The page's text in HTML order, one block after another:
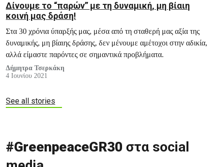
Δίνουμε το “παρών” με τη δυναμική, μη βίαιη
κοινή μας δράση!
Στα 30 χρόνια ύπαρξής μας, μέσα από τη σταθερή μας αξία της
δυναμικής, μη βίαιης δράσης, δεν μένουμε αμέτοχοι στην αδικία,
αλλά είμαστε παρόντες σε σημαντικά προβλήματα.
Δήμητρα Τσερκάκη
4 Ιουνίου 2021
See all stories
#GreenpeaceGR30 στα social